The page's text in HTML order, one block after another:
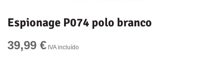
Espionage P074 polo branco
39,99 € IVA incluído